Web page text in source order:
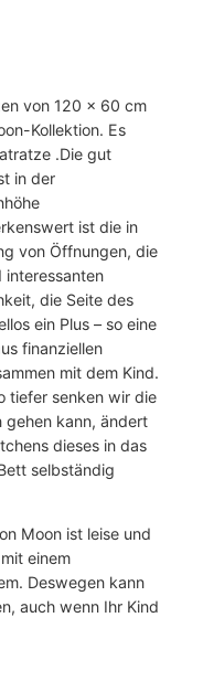
von 120 x 60 cm
Kollektion. Es
.Die gut
in der
ist die in
von Öffnungen, die
interessanten
die Seite des
ein Plus – so eine
finanziellen
mit dem Kind.
tiefer senken wir die
gehen kann, ändert
dieses in das
selbständig
Moon ist leise und
einem
Deswegen kann
auch wenn Ihr Kind